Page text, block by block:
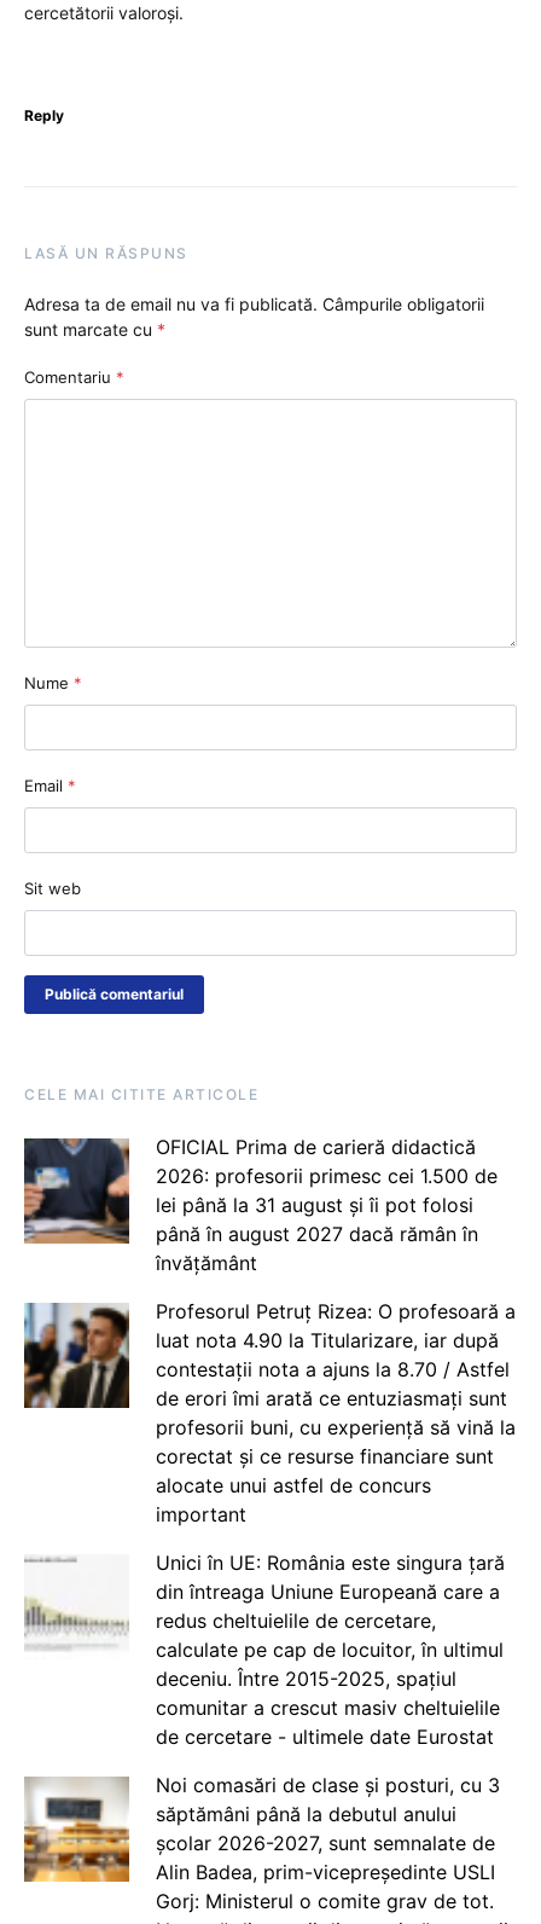
cercetătorii valoroși.
Reply
LASĂ UN RĂSPUNS
Adresa ta de email nu va fi publicată. Câmpurile obligatorii
sunt marcate cu *
Comentariu *
Nume *
Email *
Sit web
CELE MAI CITITE ARTICOLE
OFICIAL Prima de carieră didactică
2026: profesorii primesc cei 1.500 de
lei până la 31 august și îi pot folosi
până în august 2027 dacă rămân în
învățământ
Profesorul Petruț Rizea: O profesoară a
luat nota 4.90 la Titularizare, iar după
contestații nota a ajuns la 8.70 / Astfel
de erori îmi arată ce entuziasmați sunt
profesorii buni, cu experiență să vină la
corectat și ce resurse financiare sunt
alocate unui astfel de concurs
important
Unici în UE: România este singura țară
din întreaga Uniune Europeană care a
redus cheltuielile de cercetare,
calculate pe cap de locuitor, în ultimul
deceniu. Între 2015-2025, spațiul
comunitar a crescut masiv cheltuielile
de cercetare - ultimele date Eurostat
Noi comasări de clase și posturi, cu 3
săptămâni până la debutul anului
școlar 2026-2027, sunt semnalate de
Alin Badea, prim-vicepreședinte USLI
Gorj: Ministerul o comite grav de tot.